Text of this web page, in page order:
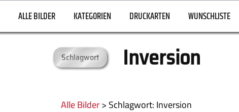
ALLE BILDER KATEGORIEN DRUCKARTEN WUNSCHLISTE
Schlagwort Inversion
Alle Bilder> : Inversion